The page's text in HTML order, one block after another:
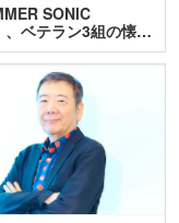
SONIC
、ベテラン3組の懐…